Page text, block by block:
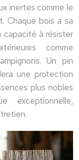
inertes comme le
Chaque bois a sa
capacité à résister
comme
Un pin
une protection
plus nobles
exceptionnelle,